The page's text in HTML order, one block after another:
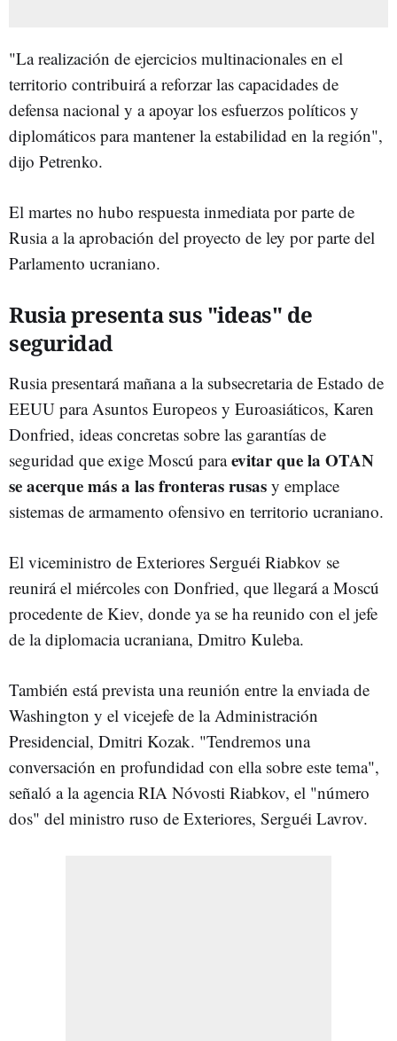
"La realización de ejercicios multinacionales en el
territorio contribuirá a reforzar las capacidades de
defensa nacional y a apoyar los esfuerzos políticos y
diplomáticos para mantener la estabilidad en la región",
dijo Petrenko.
El martes no hubo respuesta inmediata por parte de
Rusia a la aprobación del proyecto de ley por parte del
Parlamento ucraniano.
Rusia presenta sus "ideas" de
seguridad
Rusia presentará mañana a la subsecretaria de Estado de
EEUU para Asuntos Europeos y Euroasiáticos, Karen
Donfried, ideas concretas sobre las garantías de
seguridad que exige Moscú paraevitar que la OTAN
se acerque más a las fronteras rusas y emplace
sistemas de armamento ofensivo en territorio ucraniano.
El viceministro de Exteriores Serguéi Riabkov se
reunirá el miércoles con Donfried, que llegará a Moscú
procedente de Kiev, donde ya se ha reunido con el jefe
de la diplomacia ucraniana, Dmitro Kuleba.
También está prevista una reunión entre la enviada de
Washington y el vicejefe de la Administración
Presidencial, Dmitri Kozak. "Tendremos una
conversación en profundidad con ella sobre este tema",
señaló a la agencia RIA Nóvosti Riabkov, el "número
dos" del ministro ruso de Exteriores, Serguéi Lavrov.